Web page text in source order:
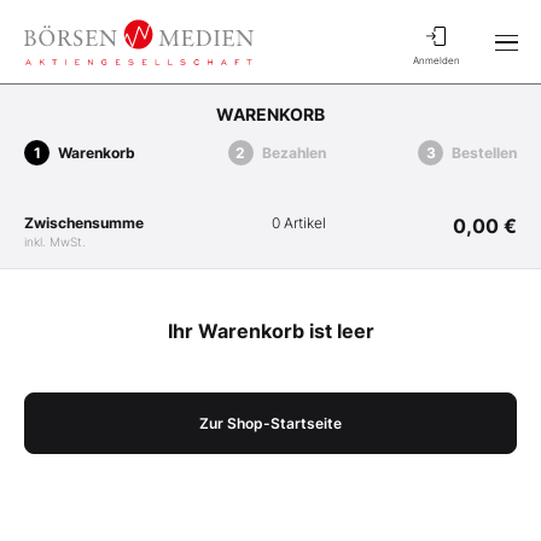
Anmelden
WARENKORB
Warenkorb Bezahlen Bestellen
Zwischensumme
inkl. MwSt.
0 Artikel 0,00 €
Ihr Warenkorb ist leer
Zur Shop-Startseite